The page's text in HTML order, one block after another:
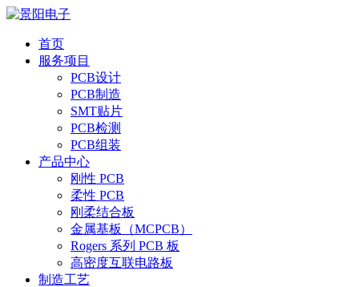
首页
服务项目
PCB设计
PCB制造
SMT贴片
PCB检测
PCB组装
产品中心
刚性 PCB
柔性 PCB
刚柔结合板
金属基板（MCPCB）
Rogers 系列 PCB 板
高密度互联电路板
制造工艺